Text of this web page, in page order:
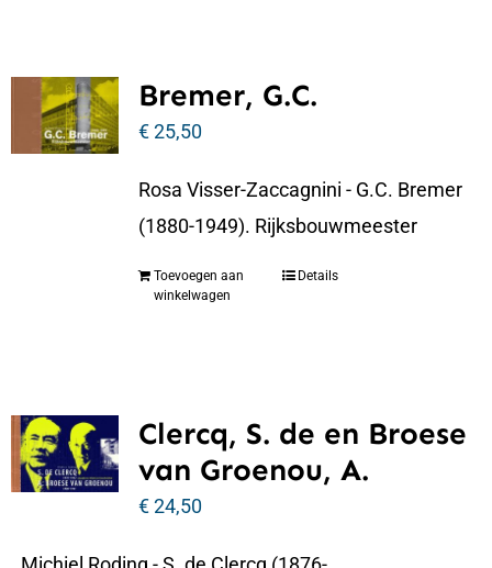
Bremer, G.C.
€25,50
Rosa Visser-Zaccagnini - G.C. Bremer
(1880-1949). Rijksbouwmeester
Toevoegen aan
winkelwagen
Details
Clercq, S. de en Broese
van Groenou, A.
€24,50